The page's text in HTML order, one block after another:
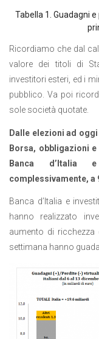
Tabella 1. Guadagni
Ricordiamo che dal
valore dei titoli di
investitori esteri, ed i
pubblico. Va poi
sole società quotate.
Dalle elezioni ad
Borsa, obbligazioni
Banca d’Italia
complessivamente, a
Banca d’Italia e
hanno realizzato
aumento di ricchezza
settimana hanno